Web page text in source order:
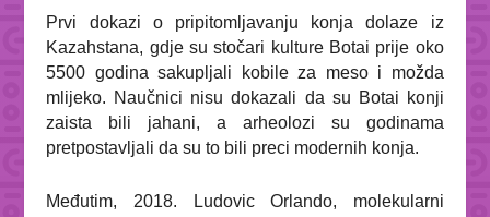
Prvi dokazi o pripitomljavanju konja dolaze iz
Kazahstana, gdje su stočari kulture Botai prije oko
5500 godina sakupljali kobile za meso i možda
mlijeko. Naučnici nisu dokazali da su Botai konji
zaista bili jahani, a arheolozi su godinama
pretpostavljali da su to bili preci modernih konja.
Međutim, 2018. Ludovic Orlando, molekularni